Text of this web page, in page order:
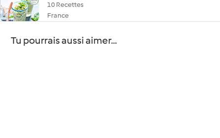
10 Recettes
France
Tu pourrais aussi aimer...